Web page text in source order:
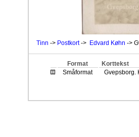
Tinn -> Postkort-> Edvard Køhn ->
Format
Korttekst
Småformat
Gvepsborg.